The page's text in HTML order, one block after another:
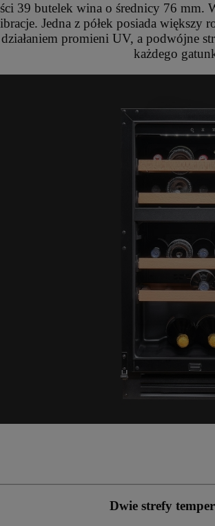
39 butelek wina o średnicy 76 mm.
Jedna z półek posiada
promieni UV, a podwójne
każdego
Dwie strefy